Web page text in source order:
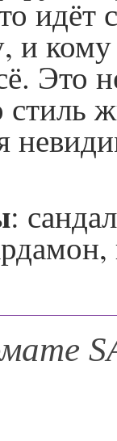
идёт
и кому
стиль
: